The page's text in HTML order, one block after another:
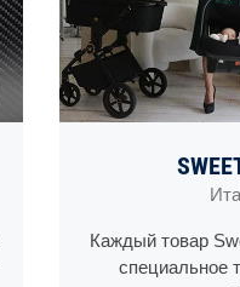
Каждый товар
специальное